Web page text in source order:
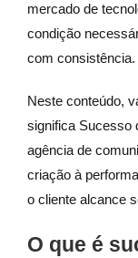
mercado de
condição
com consistência.
Neste conteúdo,
significa Sucesso
agência de
criação à
o cliente alcance
O que é